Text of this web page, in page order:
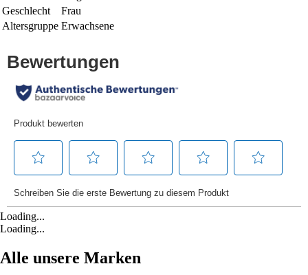
Geschlecht
Frau
Altersgruppe Erwachsene
Loading...
Loading...
Alle unsere Marken